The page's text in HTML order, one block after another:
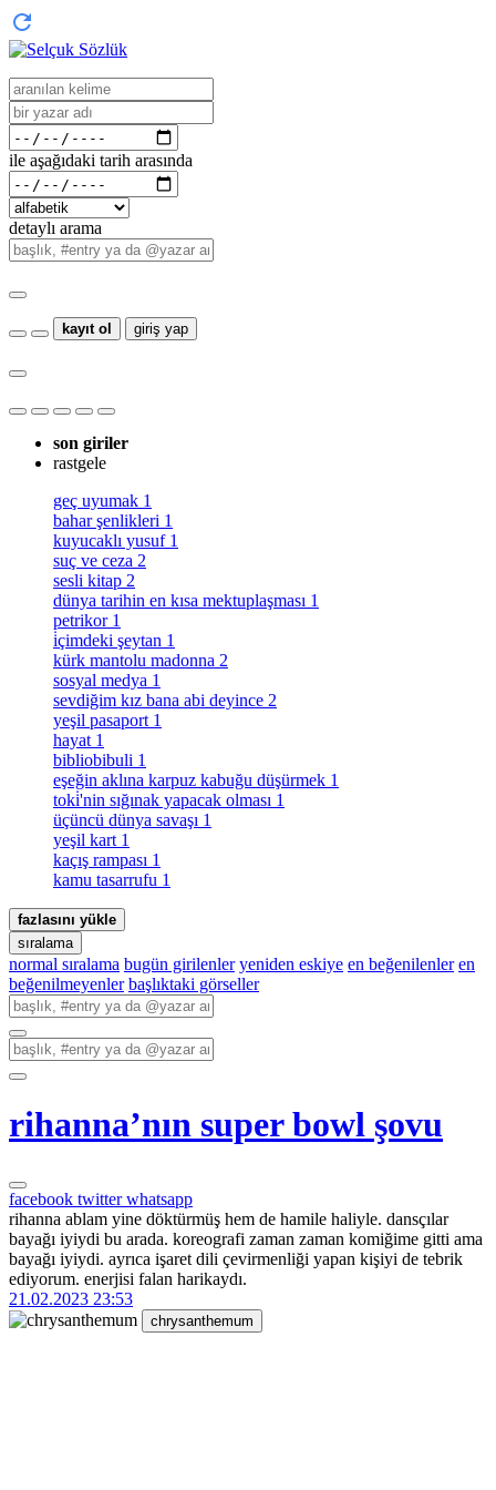
ile aşağıdaki tarih arasında
detaylı arama
kayıt ol giriş yap
son giriler
rastgele
geç uyumak 1
bahar şenlikleri 1
kuyucaklı yusuf 1
suç ve ceza 2
sesli kitap 2
dünya tarihin en kısa mektuplaşması 1
petrikor 1
i̇çimdeki şeytan 1
kürk mantolu madonna 2
sosyal medya 1
sevdiğim kız bana abi deyince 2
yeşil pasaport 1
hayat 1
bibliobibuli 1
eşeğin aklına karpuz kabuğu düşürmek 1
toki̇'nin sığınak yapacak olması 1
üçüncü dünya savaşı 1
yeşil kart 1
kaçış rampası 1
kamu tasarrufu 1
fazlasını yükle
sıralama
normal sıralama bugün girilenler yeniden eskiye en beğenilenler en
beğenilmeyenler başlıktaki görseller
rihanna’nın super bowl şovu
facebook twitterwhatsapp
rihanna ablam yine döktürmüş hem de hamile haliyle. dansçılar
bayağı iyiydi bu arada. koreografi zaman zaman komiğime gitti ama
bayağı iyiydi. ayrıca işaret dili çevirmenliği yapan kişiyi de tebrik
ediyorum. enerjisi falan harikaydı.
21.02.2023 23:53
chrysanthemum